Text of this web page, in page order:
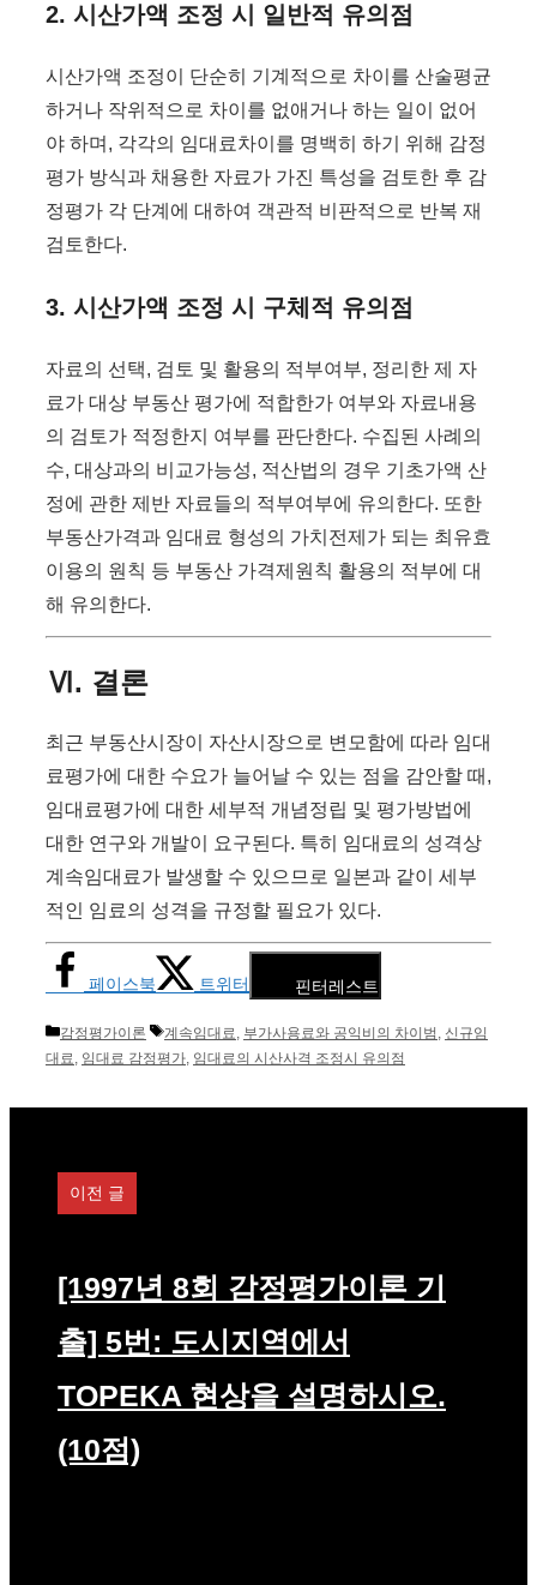
2. 시산가액 조정 시 일반적 유의점
시산가액 조정이 단순히 기계적으로 차이를 산술평균
하거나 작위적으로 차이를 없애거나 하는 일이 없어
야 하며, 각각의 임대료차이를 명백히 하기 위해 감정
평가 방식과 채용한 자료가 가진 특성을 검토한 후 감
정평가 각 단계에 대하여 객관적 비판적으로 반복 재
검토한다.
3. 시산가액 조정 시 구체적 유의점
자료의 선택, 검토 및 활용의 적부여부, 정리한 제 자
료가 대상 부동산 평가에 적합한가 여부와 자료내용
의 검토가 적정한지 여부를 판단한다. 수집된 사례의
수, 대상과의 비교가능성, 적산법의 경우 기초가액 산
정에 관한 제반 자료들의 적부여부에 유의한다. 또한
부동산가격과 임대료 형성의 가치전제가 되는 최유효
이용의 원칙 등 부동산 가격제원칙 활용의 적부에 대
해 유의한다.
Ⅵ. 결론
최근 부동산시장이 자산시장으로 변모함에 따라 임대
료평가에 대한 수요가 늘어날 수 있는 점을 감안할 때,
임대료평가에 대한 세부적 개념정립 및 평가방법에
대한 연구와 개발이 요구된다. 특히 임대료의 성격상
계속임대료가 발생할 수 있으므로 일본과 같이 세부
적인 임료의 성격을 규정할 필요가 있다.
페이스북 트위터 핀터레스트
카
테
리
감정평가이론
태
그
계속임대료, 부가사용료와 공익비의 차이범 , 신규임
대료, 임대료 감정평가, 임대료의 시산사격 조정시 유의점
이전 글
[1997년 8회 감정평가이론 기
출] 5번: 도시지역에서
TOPEKA 현상을 설명하시오.
(10점)